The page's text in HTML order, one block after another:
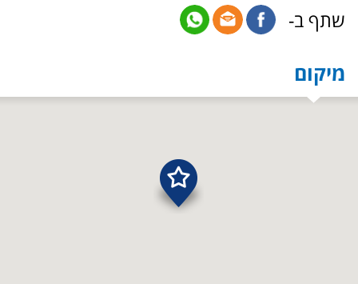
שתף ב-
מיקום